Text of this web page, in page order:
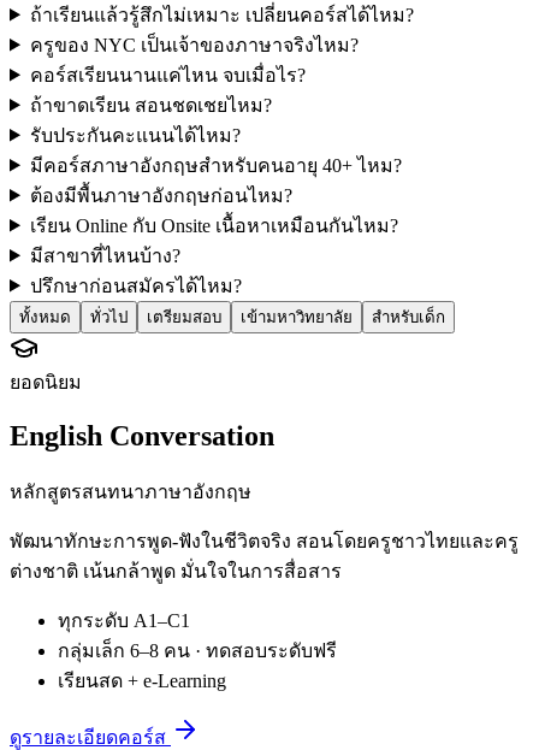
ถ้าเรียนแล้วรู้สึกไม่เหมาะ เปลี่ยนคอร์สได้ไหม?
ครูของ NYC เป็นเจ้าของภาษาจริงไหม?
คอร์สเรียนนานแค่ไหน จบเมื่อไร?
ถ้าขาดเรียน สอนชดเชยไหม?
รับประกันคะแนนได้ไหม?
มีคอร์สภาษาอังกฤษสำหรับคนอายุ 40+ ไหม?
ต้องมีพื้นภาษาอังกฤษก่อนไหม?
เรียน Online กับ Onsite เนื้อหาเหมือนกันไหม?
มีสาขาที่ไหนบ้าง?
ปรึกษาก่อนสมัครได้ไหม?
ทั้งหมด ทั่วไป เตรียมสอบ เข้ามหาวิทยาลัย สำหรับเด็ก
ยอดนิยม
English Conversation
หลักสูตรสนทนาภาษาอังกฤษ
พัฒนาทักษะการพูด-ฟังในชีวิตจริง สอนโดยครูชาวไทยและครู
ต่างชาติ เน้นกล้าพูด มั่นใจในการสื่อสาร
ทุกระดับ A1–C1
กลุ่มเล็ก 6–8 คน · ทดสอบระดับฟรี
เรียนสด + e-Learning
ดูรายละเอียดคอร์ส